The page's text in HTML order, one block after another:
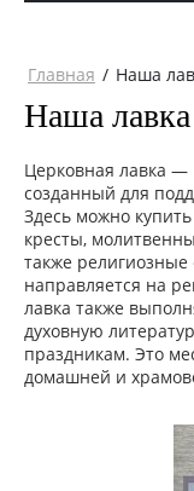
Главная / Наша
Наша лавка
Церковная лавка —
созданный для
Здесь можно
кресты,
также
направляется на
лавка также
духовную
праздникам. Это
домашней и